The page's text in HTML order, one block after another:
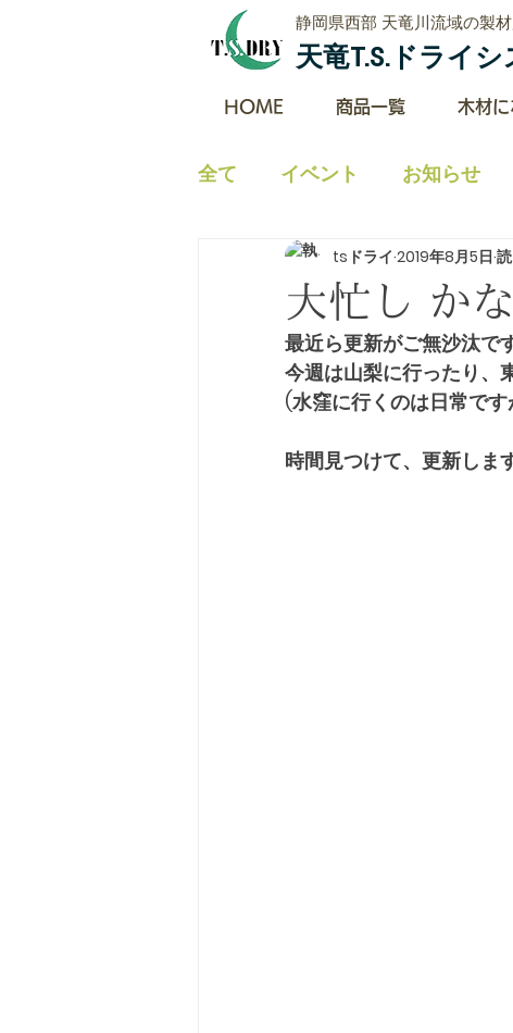
静岡県西部 天竜川流域の製
天竜T.S.ドライ
HOME 商品一覧 木材
全て イベント お知らせ
イベントとお知らせ及びプレ
大忙し か
tsドライ 2019年8月5日
最近ら更新がご無沙汰で
今週は山梨に行ったり、
(水窪に行くのは日常です
時間見つけて、更新しま